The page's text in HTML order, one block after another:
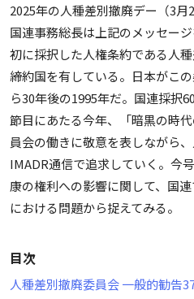
2025年の人種差別撤廃デー（3
国連事務総長は上記のメッセー
初に採択した人権条約である人
締約国を有している。日本がこ
ら30年後の1995年だ。国連採択
節目にあたる今年、「暗黒の時
員会の働きに敬意を表しながら
IMADR通信で追求していく。今
康の権利への影響に関して、国
における問題から捉えてみる。
目次
人種差別撤廃委員会 一般的勧告